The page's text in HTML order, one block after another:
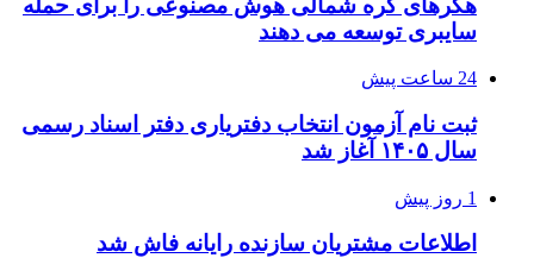
سایبری توسعه می دهند
24 ساعت پیش
ثبت نام آزمون انتخاب دفتریاری دفتر اسناد رسمی
سال ۱۴۰۵ آغاز شد
1 روز پیش
اطلاعات مشتریان سازنده رایانه فاش شد